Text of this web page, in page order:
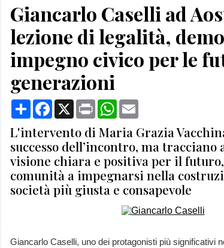
Giancarlo Caselli ad
lezione di legalità,
impegno civico per le
generazioni
CondividiFacebook
X Print WhatsApp
L'intervento di Maria Grazia
successo dell’incontro, ma tracciano
visione chiara e positiva per il
comunità a impegnarsi nella
società più giusta e consapevole
Giancarlo Caselli, uno dei protagonisti più significativi